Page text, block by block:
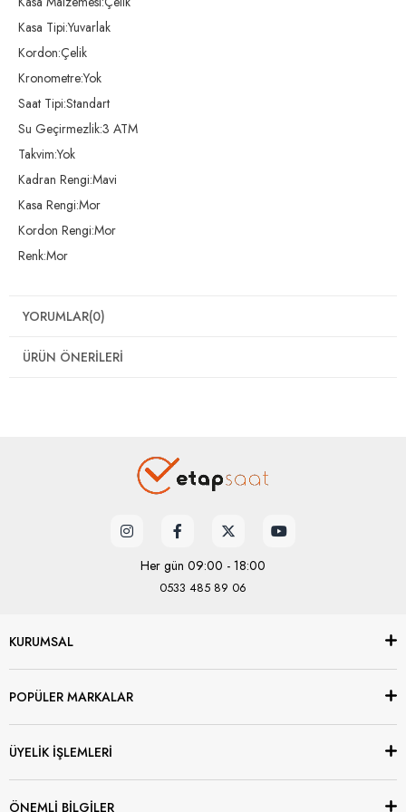
Kasa Tipi:Yuvarlak
Kordon:Çelik
Kronometre:Yok
Saat Tipi:Standart
Su Geçirmezlik:3 ATM
Takvim:Yok
Kadran Rengi:Mavi
Kasa Rengi:Mor
Kordon Rengi:Mor
Renk:Mor
YORUMLAR(0)
ÜRÜN ÖNERILERI
Her gün 09:00 - 18:00
0533 485 89 06
KURUMSAL
POPÜLER MARKALAR
ÜYELİK İŞLEMLERİ
ÖNEMLİ BİLGİLER